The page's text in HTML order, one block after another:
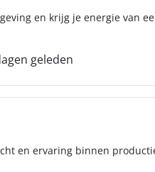
en krijg je energie van
geleden
en ervaring binnen